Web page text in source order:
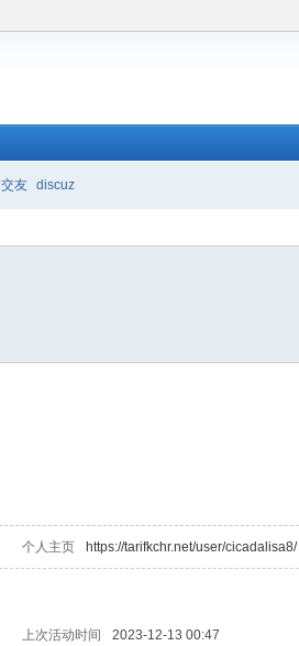
交友 discuz
个人主页 https://tarifkchr.net/user/cicadalisa8/
上次活动时间 2023-12-13 00:47